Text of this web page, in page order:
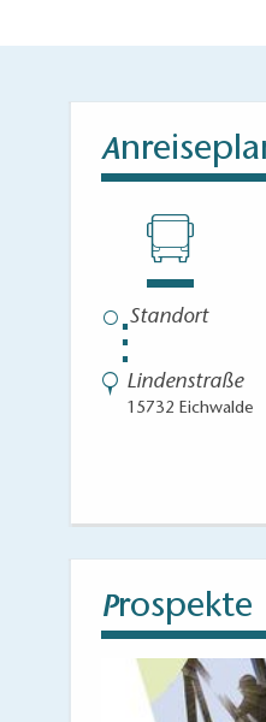
A
⋮
Lindenstraße
15732 Eichwalde
Prospekte